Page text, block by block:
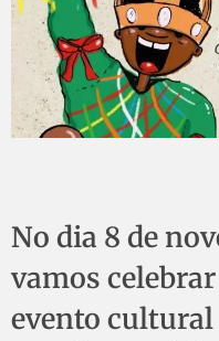
No dia 8 de
vamos
evento